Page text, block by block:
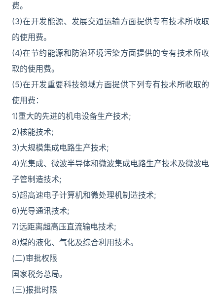
费。
(3)在开发能源、发展交通运输方面提供专有技术所收取
的使用费。
(4)在节约能源和防治环境污染方面提供的专有技术所收
取的使用费。
(5)在开发重要科技领域方面提供下列专有技术所收取的
使用费：
1)重大的先进的机电设备生产技术;
2)核能技术;
3)大规模集成电路生产技术;
4)光集成、微波半导体和微波集成电路生产技术及微波电
子管制造技术;
5)超高速电子计算机和微处理机制造技术;
6)光导通讯技术;
7)远距离超高压直流输电技术;
8)煤的液化、气化及综合利用技术。
(二)审批权限
国家税务总局。
(三)报批时限